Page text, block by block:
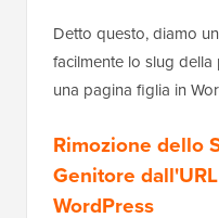
Detto questo, diamo
facilmente lo slug
una pagina figlia in
Rimozione dello
Genitore
WordPress